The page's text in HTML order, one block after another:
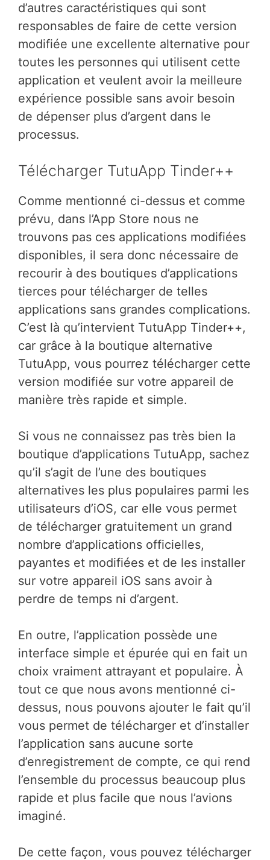
d’autres caractéristiques qui sont
responsables de faire de cette version
modifiée une excellente alternative pour
toutes les personnes qui utilisent cette
application et veulent avoir la meilleure
expérience possible sans avoir besoin
de dépenser plus d’argent dans le
processus.
Télécharger TutuApp Tinder++
Comme mentionné ci-dessus et comme
prévu, dans l’App Store nous ne
trouvons pas ces applications modifiées
disponibles, il sera donc nécessaire de
recourir à des boutiques d’applications
tierces pour télécharger de telles
applications sans grandes complications.
C’est là qu’intervient TutuApp Tinder++,
car grâce à la boutique alternative
TutuApp, vous pourrez télécharger cette
version modifiée sur votre appareil de
manière très rapide et simple.
Si vous ne connaissez pas très bien la
boutique d’applications TutuApp, sachez
qu’il s’agit de l’une des boutiques
alternatives les plus populaires parmi les
utilisateurs d’iOS, car elle vous permet
de télécharger gratuitement un grand
nombre d’applications officielles,
payantes et modifiées et de les installer
sur votre appareil iOS sans avoir à
perdre de temps ni d’argent.
En outre, l’application possède une
interface simple et épurée qui en fait un
choix vraiment attrayant et populaire. À
tout ce que nous avons mentionné ci-
dessus, nous pouvons ajouter le fait qu’il
vous permet de télécharger et d’installer
l’application sans aucune sorte
d’enregistrement de compte, ce qui rend
l’ensemble du processus beaucoup plus
rapide et plus facile que nous l’avions
imaginé.
De cette façon, vous pouvez télécharger